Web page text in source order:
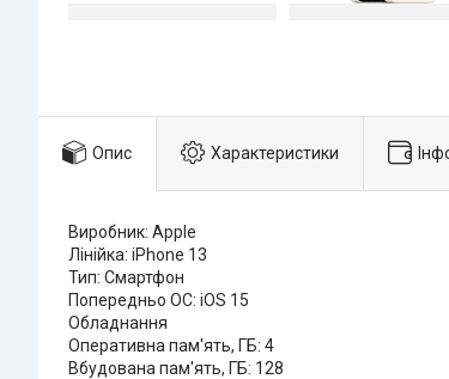
Опис Характеристики
Виробник: Apple
Лінійка: iPhone 13
Тип: Смартфон
Попередньо ОС: iOS 15
Обладнання
Оперативна пам'ять, ГБ: 4
Вбудована пам'ять, ГБ: 128